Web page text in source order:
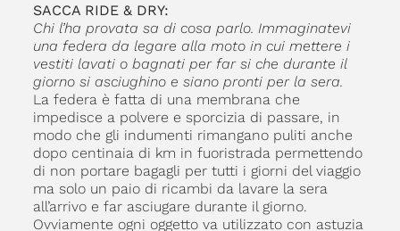
SACCA RIDE & DRY:
Chi l’ha provata sa di cosa parlo. Immaginatevi
una federa da legare alla moto in cui mettere i
vestiti lavati o bagnati per far si che durante il
giorno si asciughino e siano pronti per la sera.
La federa è fatta di una membrana che
impedisce a polvere e sporcizia di passare, in
modo che gli indumenti rimangano puliti anche
dopo centinaia di km in fuoristrada permettendo
di non portare bagagli per tutti i giorni del viaggio
ma solo un paio di ricambi da lavare la sera
all’arrivo e far asciugare durante il giorno.
Ovviamente ogni oggetto va utilizzato con astuzia